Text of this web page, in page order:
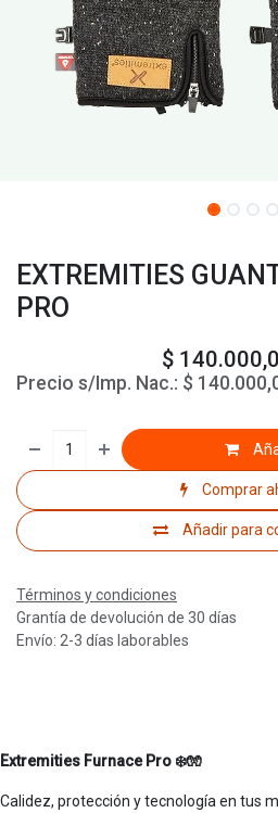
EXTREMITIES
PRO
$
Precio s/Imp. Nac.: $
Comprar
Añadir para
Términos y condiciones
Grantía de devolución de 30 días
Envío: 2-3 días laborables
Extremities Furnace Pro ❄️🧤
Calidez, protección y tecnología en tus